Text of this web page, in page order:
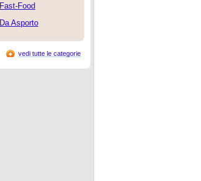
Fast-Food
Da Asporto
vedi tutte le categorie